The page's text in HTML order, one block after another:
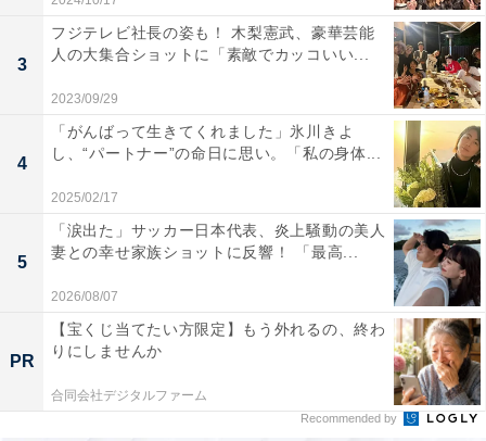
3
フジテレビ社長の姿も！ 木梨憲武、豪華芸能
人の大集合ショットに「素敵でカッコいい...
2023/09/29
4
「がんばって生きてくれました」氷川きよ
し、“パートナー”の命日に思い。「私の身体...
2025/02/17
5
「涙出た」サッカー日本代表、炎上騒動の美人
妻との幸せ家族ショットに反響！ 「最高...
2026/08/07
PR
【宝くじ当てたい方限定】もう外れるの、終わ
りにしませんか
合同会社デジタルファーム
Recommended by